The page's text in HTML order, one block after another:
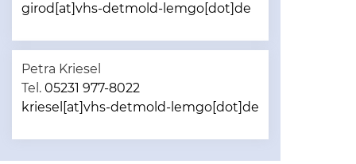
girod[at]vhs-detmold-lemgo[dot]de
Petra Kriesel
Tel. 05231 977-8022
kriesel[at]vhs-detmold-lemgo[dot]de